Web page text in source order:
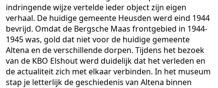
indringende wijze vertelde ieder object zijn eigen
verhaal. De huidige gemeente Heusden werd eind 1944
bevrijd. Omdat de Bergsche Maas frontgebied in 1944-
1945 was, gold dat niet voor de huidige gemeente
Altena en de verschillende dorpen. Tijdens het bezoek
van de KBO Elshout werd duidelijk dat het verleden en
de actualiteit zich met elkaar verbinden. In het museum
stap je letterlijk de geschiedenis van Altena binnen